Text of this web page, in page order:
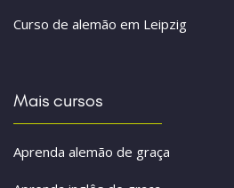
Curso de alemão em Leipzig
Mais cursos
Aprenda alemão de graça